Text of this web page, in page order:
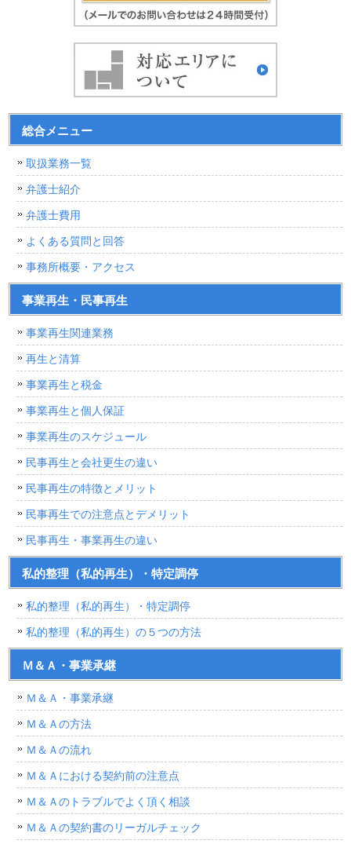
総合メニュー
取扱業務一覧
弁護士紹介
弁護士費用
よくある質問と回答
事務所概要・アクセス
事業再生・民事再生
事業再生関連業務
再生と清算
事業再生と税金
事業再生と個人保証
事業再生のスケジュール
民事再生と会社更生の違い
民事再生の特徴とメリット
民事再生での注意点とデメリット
民事再生・事業再生の違い
私的整理（私的再生）・特定調停
私的整理（私的再生）・特定調停
私的整理（私的再生）の５つの方法
Ｍ＆Ａ・事業承継
Ｍ＆Ａ・事業承継
Ｍ＆Ａの方法
Ｍ＆Ａの流れ
Ｍ＆Ａにおける契約前の注意点
Ｍ＆Ａのトラブルでよく頂く相談
Ｍ＆Ａの契約書のリーガルチェック